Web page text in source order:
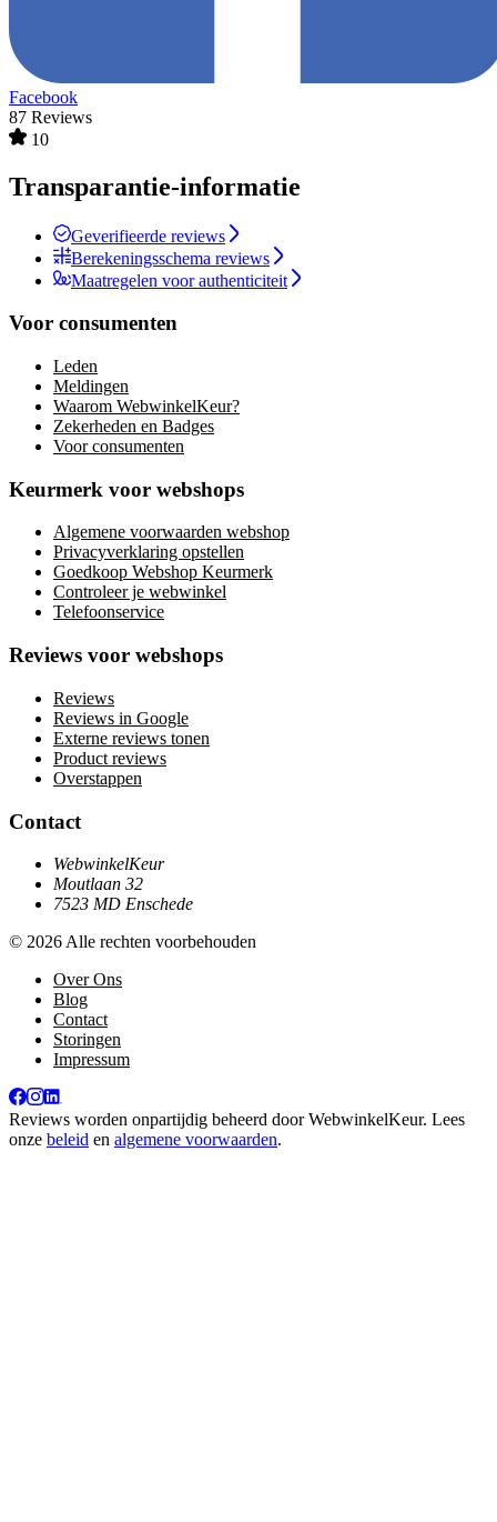
Facebook
87 Reviews
10
Transparantie-informatie
Geverifieerde reviews
Berekeningsschema reviews
Maatregelen voor authenticiteit
Voor consumenten
Leden
Meldingen
Waarom WebwinkelKeur?
Zekerheden en Badges
Voor consumenten
Keurmerk voor webshops
Algemene voorwaarden webshop
Privacyverklaring opstellen
Goedkoop Webshop Keurmerk
Controleer je webwinkel
Telefoonservice
Reviews voor webshops
Reviews
Reviews in Google
Externe reviews tonen
Product reviews
Overstappen
Contact
WebwinkelKeur
Moutlaan 32
7523 MD Enschede
© 2026 Alle rechten voorbehouden
Over Ons
Blog
Contact
Storingen
Impressum
Reviews worden onpartijdig beheerd doorWebwinkelKeur. Lees
onze beleid en algemene voorwaarden.